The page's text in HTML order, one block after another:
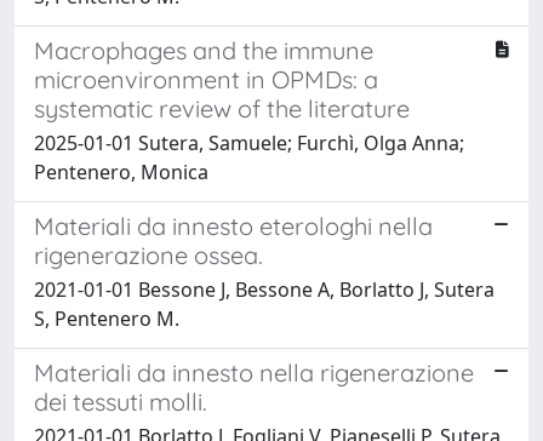
Macrophages and the immune
microenvironment in OPMDs: a
systematic review of the literature
2025-01-01 Sutera, Samuele; Furchì, Olga Anna;
Pentenero, Monica
Materiali da innesto eterologhi nella
rigenerazione ossea.
2021-01-01 Bessone J, Bessone A, Borlatto J, Sutera
S, Pentenero M.
Materiali da innesto nella rigenerazione
dei tessuti molli.